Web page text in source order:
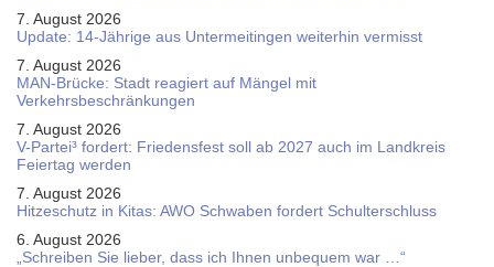
7. August 2026
Update: 14-Jährige aus Untermeitingen weiterhin vermisst
7. August 2026
MAN-Brücke: Stadt reagiert auf Mängel mit
Verkehrsbeschränkungen
7. August 2026
V-Partei­³ fordert: Friedens­fest soll ab 2027 auch im Land­kreis
Feier­tag werden
7. August 2026
Hitzeschutz in Kitas: AWO Schwaben fordert Schulterschluss
6. August 2026
„Schreiben Sie lieber, dass ich Ihnen unbequem war …“